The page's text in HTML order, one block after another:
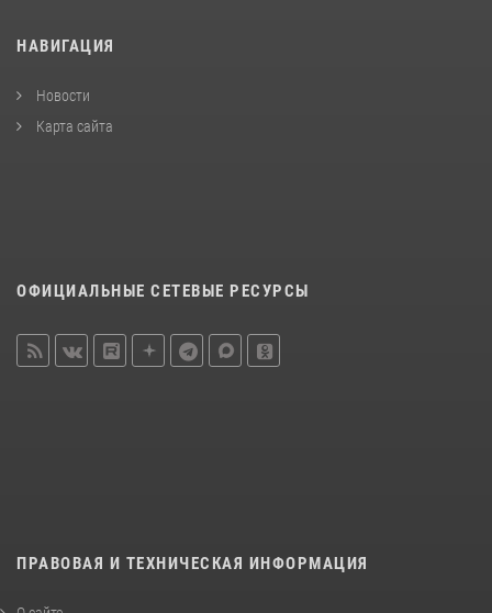
НАВИГАЦИЯ
Новости
Карта сайта
ОФИЦИАЛЬНЫЕ СЕТЕВЫЕ РЕСУРСЫ
ПРАВОВАЯ И ТЕХНИЧЕСКАЯ ИНФОРМАЦИЯ